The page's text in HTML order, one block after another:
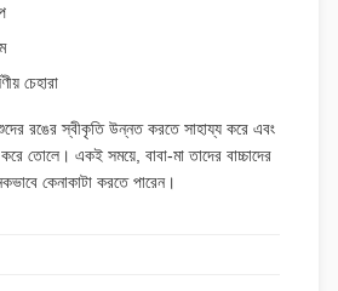
চেহারা
রঙের স্বীকৃতি উন্নত করতে সাহায্য করে এবং
তোলে। একই সময়ে, বাবা-মা তাদের বাচ্চাদের
কেনাকাটা করতে পারেন।